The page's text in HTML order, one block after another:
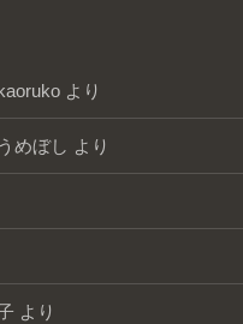
より
めぼし より
より